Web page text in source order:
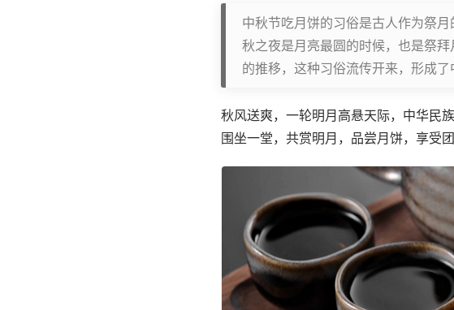
中秋节吃月饼的习俗是古人作为祭
秋之夜是月亮最圆的时候，也是祭
的推移，这种习俗流传开来，形成了
秋风送爽，一轮明月高悬天际，中华民
围坐一堂，共赏明月，品尝月饼，享受